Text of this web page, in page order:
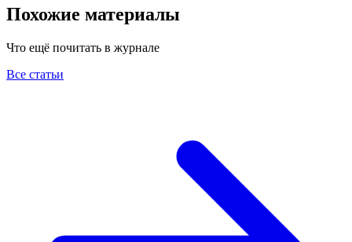
Похожие материалы
Что ещё почитать в журнале
Все статьи